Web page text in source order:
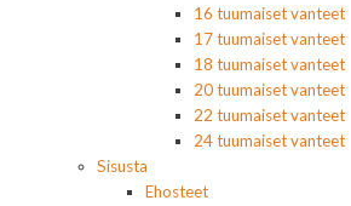
16 tuumaiset vanteet
17 tuumaiset vanteet
18 tuumaiset vanteet
20 tuumaiset vanteet
22 tuumaiset vanteet
24 tuumaiset vanteet
Sisusta
Ehosteet